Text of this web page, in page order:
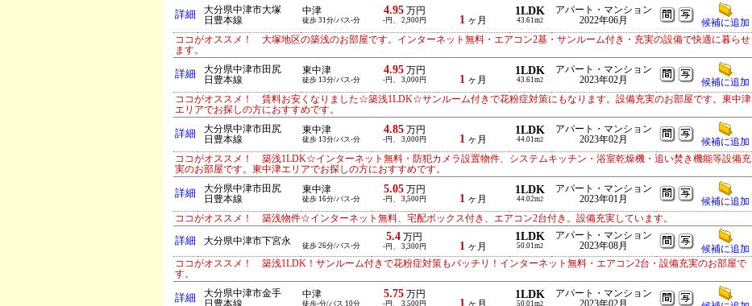
詳細
大分県中津市大塚
日豊本線
中津
徒歩 31分/バス-分
4.95万円
-円、 2,900円 1 ヶ月
1LDK
43.61m2
アパート・マンション
2022年06月
候補に追加
ココがオススメ！ 大塚地区の築浅のお部屋です。インターネット無料・エアコン2基・サンルーム付き・充実の設備で快適に暮らせ
ます。
詳細
大分県中津市田尻
日豊本線
東中津
徒歩 13分/バス-分
4.95万円
-円、 3,000円 1 ヶ月
1LDK
43.61m2
アパート・マンション
2023年02月
候補に追加
ココがオススメ！ 賃料お安くなりました☆築浅1LDK☆サンルーム付きで花粉症対策にもなります。設備充実のお部屋です。東中津
エリアでお探しの方におすすめです。
詳細
大分県中津市田尻
日豊本線
東中津
徒歩 13分/バス-分
4.85万円
-円、 3,000円 1 ヶ月
1LDK
44.01m2
アパート・マンション
2023年02月
候補に追加
ココがオススメ！ 築浅1LDK☆インターネット無料・防犯カメラ設置物件、システムキッチン・浴室乾燥機・追い焚き機能等設備充
実のお部屋です。東中津エリアでお探しの方におすすめです。
詳細
大分県中津市田尻
日豊本線
東中津
徒歩 16分/バス-分
5.05万円
-円、 3,500円 1 ヶ月
1LDK
44.02m2
アパート・マンション
2023年01月
候補に追加
ココがオススメ！ 築浅物件☆インターネット無料、宅配ボックス付き、エアコン2台付き。設備充実しています。
詳細 大分県中津市下宮永 徒歩 26分/バス-分
5.4 万円
-円、 3,300円 1 ヶ月
1LDK
50.01m2
アパート・マンション
2023年08月
候補に追加
ココがオススメ！ 築浅1LDK！サンルーム付きで花粉症対策もバッチリ！インターネット無料・エアコン2台・設備充実のお部屋で
す。
詳細
大分県中津市金手
日豊本線
中津
徒歩-分/バス 10分
5.75万円
-円、 3,500円 1 ヶ月
1LDK
50.01m2
アパート・マンション
2023年02月